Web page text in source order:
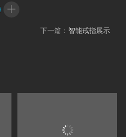
下一篇： 智能戒指展示